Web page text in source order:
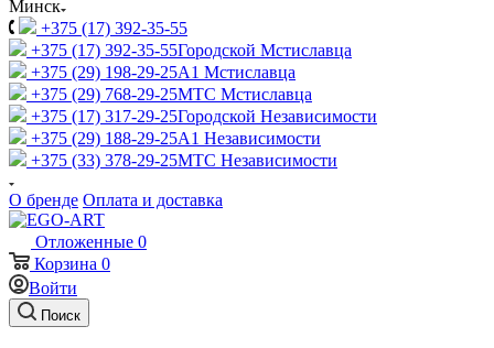
Минск
+375 (17) 392-35-55
+375 (17) 392-35-55Городской Мстиславца
+375 (29) 198-29-25A1 Мстиславца
+375 (29) 768-29-25МТС Мстиславца
+375 (17) 317-29-25Городской Независимости
+375 (29) 188-29-25A1 Независимости
+375 (33) 378-29-25МТС Независимости
О бренде Оплата и доставка
Отложенные 0
Корзина 0
Войти
Поиск